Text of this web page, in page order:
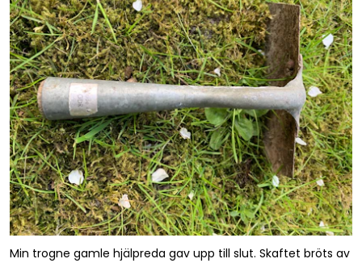
Min trogne gamle hjälpreda gav upp till slut. Skaftet bröts av